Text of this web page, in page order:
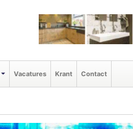
Vacatures Krant Contact